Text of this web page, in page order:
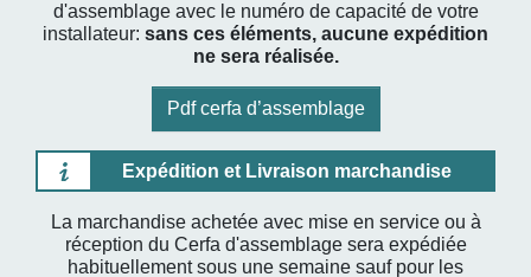
d'assemblage avec le numéro de capacité de votre
installateur: sans ces éléments, aucune expédition
ne sera réalisée.
Pdf cerfa d’assemblage
Expédition et Livraison marchandise
La marchandise achetée avec mise en service ou à
réception du Cerfa d'assemblage sera expédiée
habituellement sous une semaine sauf pour les